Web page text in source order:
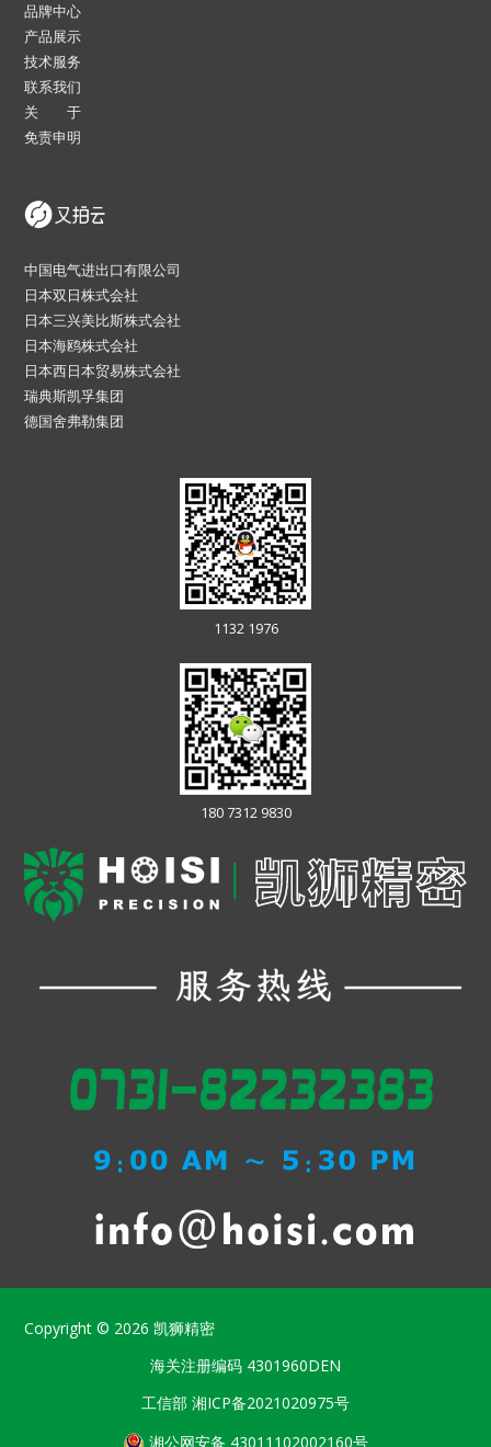
品牌中心
产品展示
技术服务
联系我们
关 于
免责申明
中国电气进出口有限公司
日本双日株式会社
日本三兴美比斯株式会社
日本海鸥株式会社
日本西日本贸易株式会社
瑞典斯凯孚集团
德国舍弗勒集团
1132 1976
180 7312 9830
Copyright © 2026凯狮精密
海关注册编码 4301960DEN
工信部 湘ICP备2021020975号
湘公网安备 43011102002160号